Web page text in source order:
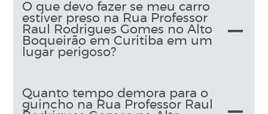
O que devo fazer se meu carro
estiver preso na Rua Professor
Raul Rodrigues Gomes no Alto
Boqueirão em Curitiba em um
lugar perigoso?
Quanto tempo demora para o
guincho na Rua Professor Raul